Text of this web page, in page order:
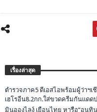
เรื่องล่าสุด
ตำรวจภาค5 ดีเอสไอพร้อมผู้ว่าฯเ
เฮโรอีน8.2กก.ใส่ขวดครีมกันแดด
มินอองไลง์ เยือนไทย หารือ”อนุ